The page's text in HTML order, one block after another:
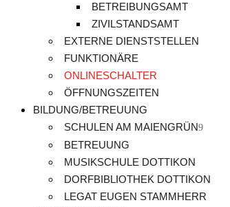
BETREIBUNGSAMT
ZIVILSTANDSAMT
EXTERNE DIENSTSTELLEN
FUNKTIONÄRE
ONLINESCHALTER
ÖFFNUNGSZEITEN
BILDUNG/BETREUUNG
SCHULEN AM MAIENGRÜN
BETREUUNG
MUSIKSCHULE DOTTIKON
DORFBIBLIOTHEK DOTTIKON
LEGAT EUGEN STAMMHERR